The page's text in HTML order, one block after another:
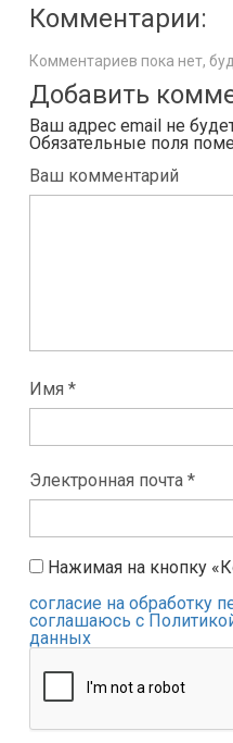
Комментарии:
Комментариев пока нет,
Добавить
Ваш адрес email не
Обязательные поля
Ваш комментарий
Имя *
Электронная почта *
Нажимая на кнопку
согласие на обработку
соглашаюсь с
данных